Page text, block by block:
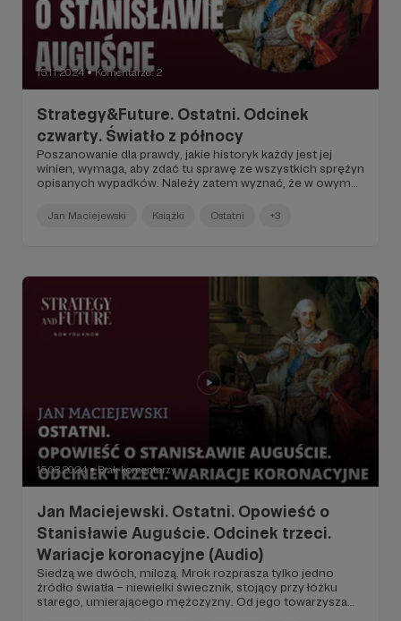
15.11.2024 ● Komentarze: 2
Strategy&Future. Ostatni. Odcinek
czwarty. Światło z północy
Poszanowanie dla prawdy, jakie historyk każdy jest jej
winien, wymaga, aby zdać tu sprawę ze wszystkich sprężyn
opisanych wypadków. Należy zatem wyznać, że w owym
rodzinie królewskiej niesnasek (…). Wielce się one
przyczyniły do królewskich udręk przez animozje różne,
Jan Maciejewski Książki Ostatni +3
15.03.2024 ● Brak komentarzy
Jan Maciejewski. Ostatni. Opowieść o
Stanisławie Auguście. Odcinek trzeci.
Wariacje koronacyjne (Audio)
Siedzą we dwóch, milczą. Mrok rozprasza tylko jedno
źródło światła – niewielki świecznik, stojący przy łóżku
starego, umierającego mężczyzny. Od jego towarzysza